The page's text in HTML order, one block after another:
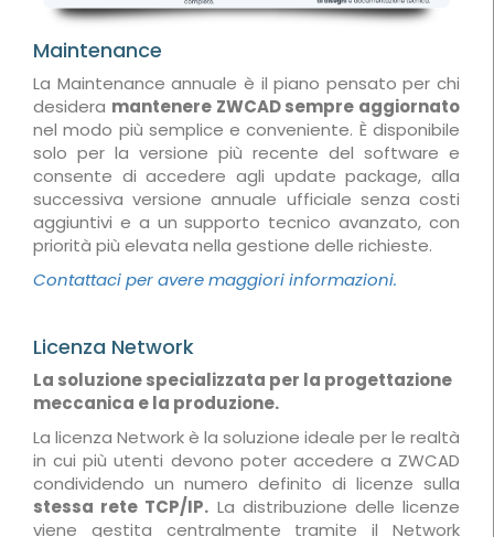
Maintenance
La Maintenance annuale è il piano pensato per chi
desidera mantenere ZWCAD sempre aggiornato
nel modo più semplice e conveniente. È disponibile
solo per la versione più recente del software e
consente di accedere agli update package, alla
successiva versione annuale ufficiale senza costi
aggiuntivi e a un supporto tecnico avanzato, con
priorità più elevata nella gestione delle richieste.
Contattaci per avere maggiori informazioni.
Licenza Network
La soluzione specializzata per la progettazione
meccanica e la produzione.
La licenza Network è la soluzione ideale per le realtà
in cui più utenti devono poter accedere a ZWCAD
condividendo un numero definito di licenze sulla
stessa rete TCP/IP. La distribuzione delle licenze
viene gestita centralmente tramite il Network